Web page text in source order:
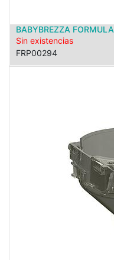
BABYBREZZA
Sin existencias
FRP00294